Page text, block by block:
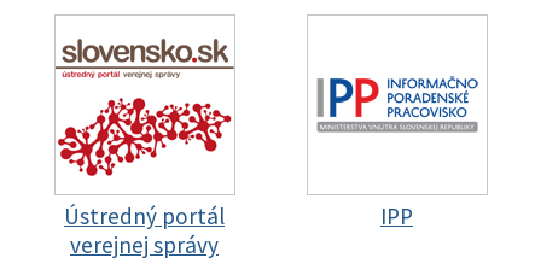
Ústredný portál
verejnej správy
IPP